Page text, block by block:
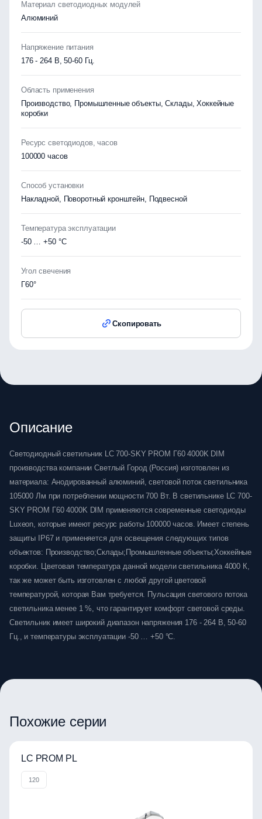
Материал светодиодных модулей
Алюминий
Напряжение питания
176 - 264 В, 50-60 Гц.
Область применения
Производство, Промышленные объекты, Склады, Хоккейные
коробки
Ресурс светодиодов, часов
100000 часов
Способ установки
Накладной, Поворотный кронштейн, Подвесной
Температура эксплуатации
-50 … +50 °C
Угол свечения
Г60°
Скопировать
Описание
Светодиодный светильник LC 700-SKY PROM Г60 4000K DIM
производства компании Светлый Город (Россия) изготовлен из
материала: Анодированный алюминий, световой поток светильника
105000 Лм при потреблении мощности 700 Вт. В светильнике LC 700-
SKY PROM Г60 4000K DIM применяются современные светодиоды
Luxeon, которые имеют ресурс работы 100000 часов. Имеет степень
защиты IP67 и применяется для освещения следующих типов
объектов: Производство;Склады;Промышленные объекты;Хоккейные
коробки. Цветовая температура данной модели светильника 4000 К,
так же может быть изготовлен с любой другой цветовой
температурой, которая Вам требуется. Пульсация светового потока
светильника менее 1 %, что гарантирует комфорт световой среды.
Светильник имеет широкий диапазон напряжения 176 - 264 В, 50-60
Гц., и температуры эксплуатации -50 … +50 °C.
Похожие серии
LC PROM PL
120